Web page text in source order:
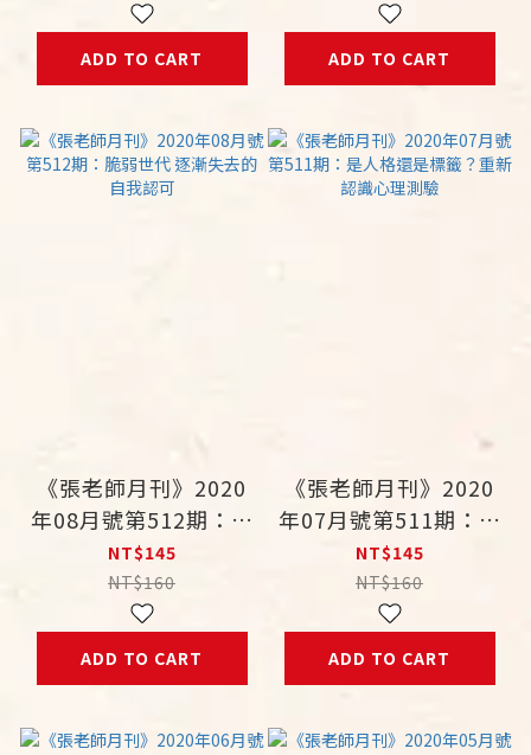
ADD TO CART ADD TO CART
《張老師月刊》2020
年08月號第512期：脆
弱世代 逐漸失去的自
我認可
NT$145
NT$160
ADD TO CART
《張老師月刊》2020
年07月號第511期：是
人格還是標籤？重新認
識心理測驗
NT$145
NT$160
ADD TO CART